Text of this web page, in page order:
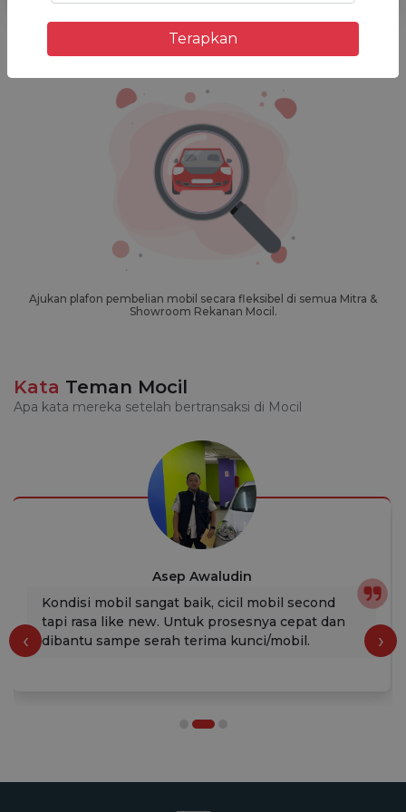
Mohon maaf kami tidak menemukan apa yang Anda cari.
Ajukan plafon pembelian mobil secara fleksibel di semua Mitra &
Showroom Rekanan Mocil.
Kata Teman Mocil
Apa kata mereka setelah bertransaksi di Mocil
Asep Awaludin
Kondisi mobil sangat baik, cicil mobil second
tapi rasa like new. Untuk prosesnya cepat dan
dibantu sampe serah terima kunci/mobil.
‹ ›
Terapkan